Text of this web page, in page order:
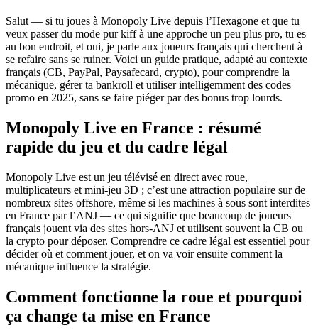
Salut — si tu joues à Monopoly Live depuis l’Hexagone et que tu
veux passer du mode pur kiff à une approche un peu plus pro, tu es
au bon endroit, et oui, je parle aux joueurs français qui cherchent à
se refaire sans se ruiner. Voici un guide pratique, adapté au contexte
français (CB, PayPal, Paysafecard, crypto), pour comprendre la
mécanique, gérer ta bankroll et utiliser intelligemment des codes
promo en 2025, sans se faire piéger par des bonus trop lourds.
Monopoly Live en France : résumé
rapide du jeu et du cadre légal
Monopoly Live est un jeu télévisé en direct avec roue,
multiplicateurs et mini-jeu 3D ; c’est une attraction populaire sur de
nombreux sites offshore, même si les machines à sous sont interdites
en France par l’ANJ — ce qui signifie que beaucoup de joueurs
français jouent via des sites hors‑ANJ et utilisent souvent la CB ou
la crypto pour déposer. Comprendre ce cadre légal est essentiel pour
décider où et comment jouer, et on va voir ensuite comment la
mécanique influence la stratégie.
Comment fonctionne la roue et pourquoi
ça change ta mise en France